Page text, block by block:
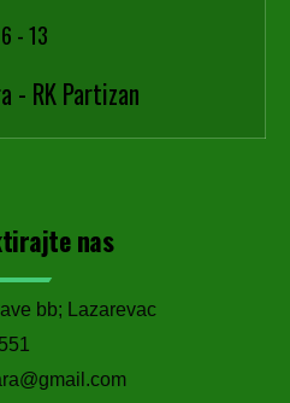
-13
- RK Partizan
nas
bb; Lazarevac